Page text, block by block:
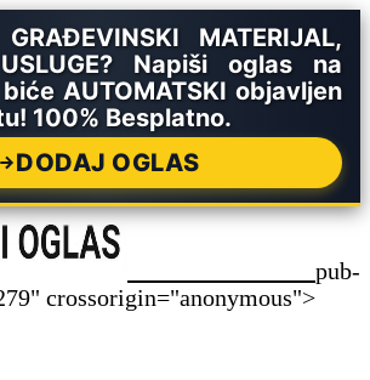
MATERIJAL,
Napiši oglas na
AUTOMATSKI objavljen
100% Besplatno.
DODAJ OGLAS
pub-
crossorigin="anonymous">